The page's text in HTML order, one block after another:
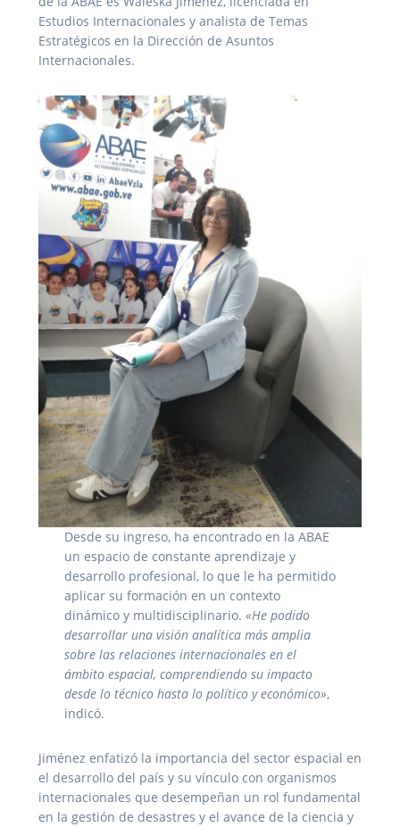
Estudios Internacionales y analista de Temas
Estratégicos en la Dirección de Asuntos
Internacionales.
Desde su ingreso, ha encontrado en la ABAE
un espacio de constante aprendizaje y
desarrollo profesional, lo que le ha permitido
aplicar su formación en un contexto
dinámico y multidisciplinario. «He podido
desarrollar una visión analítica más amplia
sobre las relaciones internacionales en el
ámbito espacial, comprendiendo su impacto
desde lo técnico hasta lo político y económico»,
indicó.
Jiménez enfatizó la importancia del sector espacial en
el desarrollo del país y su vínculo con organismos
internacionales que desempeñan un rol fundamental
en la gestión de desastres y el avance de la ciencia y